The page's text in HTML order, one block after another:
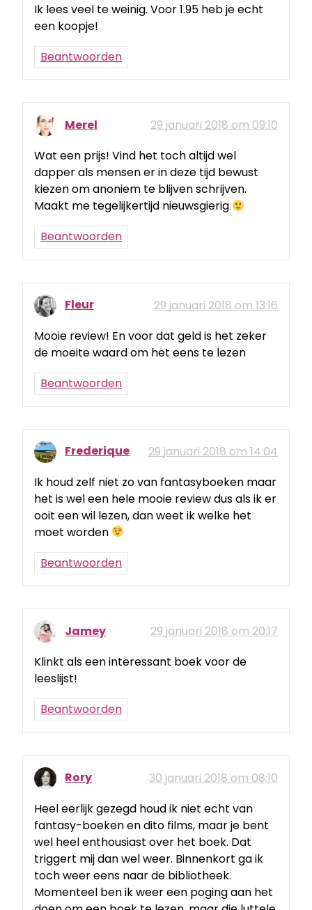
Ik lees veel te weinig. Voor 1.95 heb je echt
een koopje!
Beantwoorden
Merel
29 januari 2018 om 09:10
Wat een prijs! Vind het toch altijd wel
dapper als mensen er in deze tijd bewust
kiezen om anoniem te blijven schrijven.
Maakt me tegelijkertijd nieuwsgierig
Beantwoorden
Fleur
29 januari 2018 om 13:16
Mooie review! En voor dat geld is het zeker
de moeite waard om het eens te lezen
Beantwoorden
Frederique
29 januari 2018 om 14:04
Ik houd zelf niet zo van fantasyboeken maar
het is wel een hele mooie review dus als ik er
ooit een wil lezen, dan weet ik welke het
moet worden
Beantwoorden
Jamey
29 januari 2018 om 20:17
Klinkt als een interessant boek voor de
leeslijst!
Beantwoorden
Rory
30 januari 2018 om 08:10
Heel eerlijk gezegd houd ik niet echt van
fantasy-boeken en dito films, maar je bent
wel heel enthousiast over het boek. Dat
triggert mij dan wel weer. Binnenkort ga ik
toch weer eens naar de bibliotheek.
Momenteel ben ik weer een poging aan het